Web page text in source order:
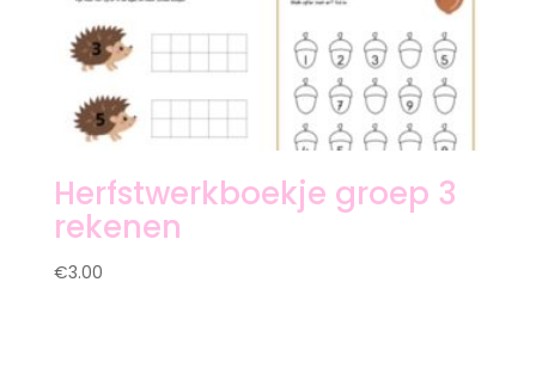
Herfstwerkboekje groep 3
rekenen
€3.00